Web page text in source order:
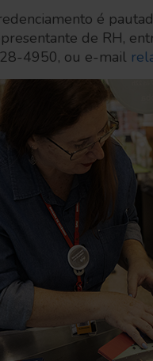
é
de RH,
4950, ou e-mail